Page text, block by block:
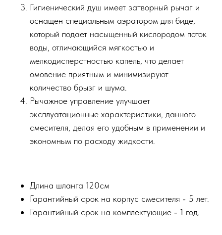
Гигиенический душ имеет затворный рычаг и
оснащен специальным аэратором для биде,
который подает насыщенный кислородом поток
воды, отличающийся мягкостью и
мелкодисперстностью капель, что делает
омовение приятным и минимизируют
количество брызг и шума.
Рычажное управление улучшает
эксплуатационные характеристики, данного
смесителя, делая его удобным в применении и
экономным по расходу жидкости.
Длина шланга 120см
Гарантийный срок на корпус смесителя - 5 лет.
Гарантийный срок на комплектующие - 1 год.